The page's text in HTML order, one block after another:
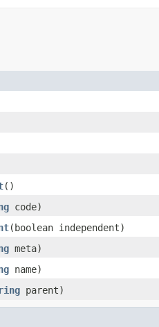
()
code)
(boolean independent)
meta)
name)
parent)